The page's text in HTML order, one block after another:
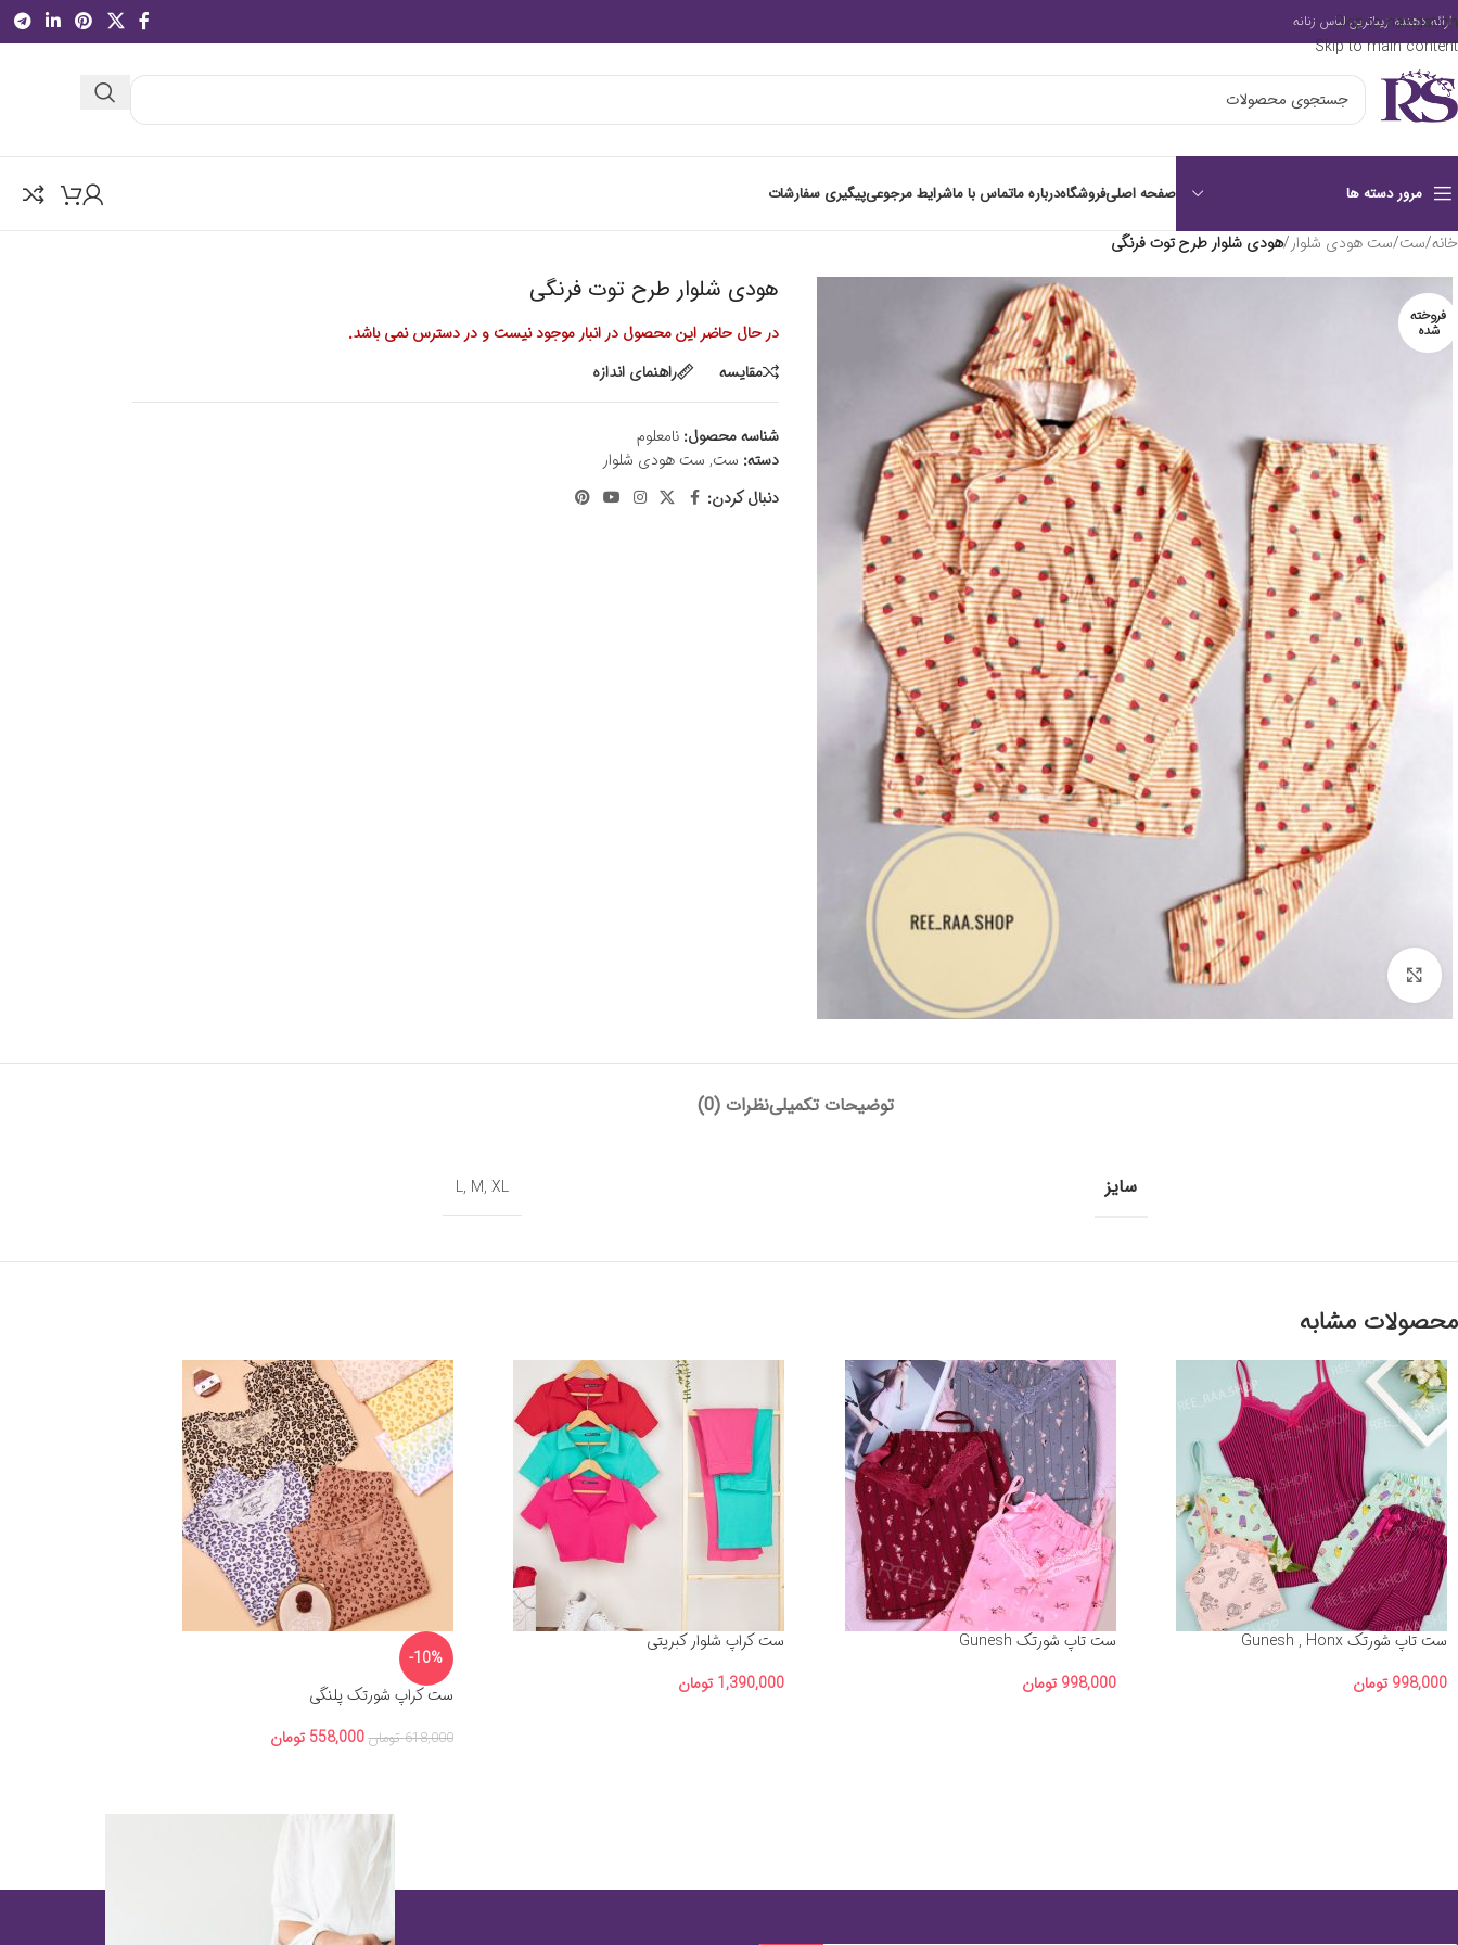
Skip to navigation
Skip to main content
ارائه دهنده زیباترین لباس زنانه
مرور دسته ها صفحه اصلیفروشگاهدرباره ماتماس با ماشرایط مرجوعیپیگیری سفارشات
خانه/ست/ست هودی شلوار/هودی شلوار طرح توت فرنگی
فروخته
شده
برای بزرگنمایی کلیک کنید
هودی شلوار طرح توت فرنگی
در حال حاضر این محصول در انبار موجود نیست و در دسترس نمی باشد.
مقايسه
راهنمای اندازه
شناسه محصول: نامعلوم
دسته: ست, ست هودی شلوار
دنبال کردن:
توضیحات تکمیلینظرات (0)
سایز L, M, XL
محصولات مشابه
ست تاپ شورتک Gunesh , Honx
998,000 تومان
ست تاپ شورتک Gunesh
998,000 تومان
ست کراپ شلوار کبریتی
1,390,000 تومان
-10%
ست کراپ شورتک پلنگی
618,000 تومان 558,000 تومان